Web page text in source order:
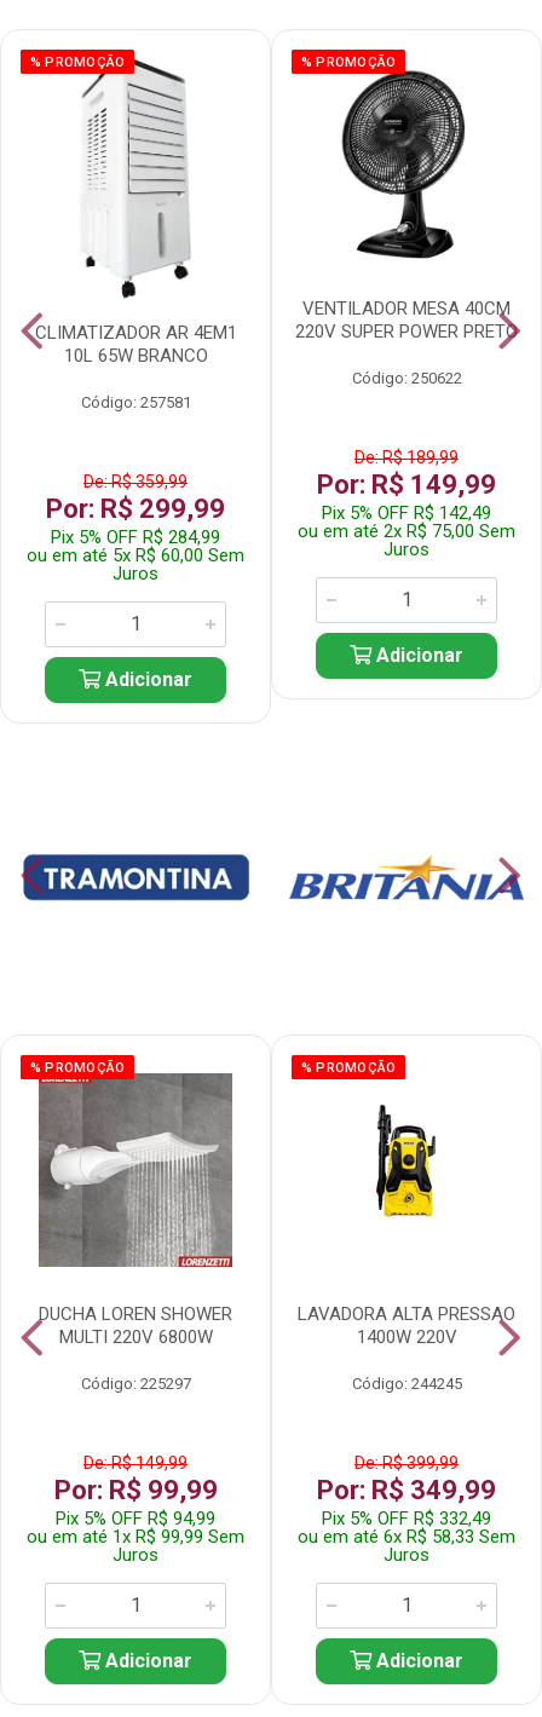
% PROMOÇÃO
CLIMATIZADOR AR 4EM1
10L 65W BRANCO
Código: 257581
De: R$ 359,99
Por: R$ 299,99
Pix 5% OFF R$ 284,99
ou em até 5x R$ 60,00 Sem
Juros
Adicionar
% PROMOÇÃO
VENTILADOR MESA 40CM
220V SUPER POWER PRETO
Código: 250622
De: R$ 189,99
Por: R$ 149,99
Pix 5% OFF R$ 142,49
ou em até 2x R$ 75,00 Sem
Juros
Adicionar
% PROMOÇÃO
DUCHA LOREN SHOWER
MULTI 220V 6800W
Código: 225297
De: R$ 149,99
Por: R$ 99,99
Pix 5% OFF R$ 94,99
ou em até 1x R$ 99,99 Sem
Juros
Adicionar
% PROMOÇÃO
LAVADORA ALTA PRESSAO
1400W 220V
Código: 244245
De: R$ 399,99
Por: R$ 349,99
Pix 5% OFF R$ 332,49
ou em até 6x R$ 58,33 Sem
Juros
Adicionar